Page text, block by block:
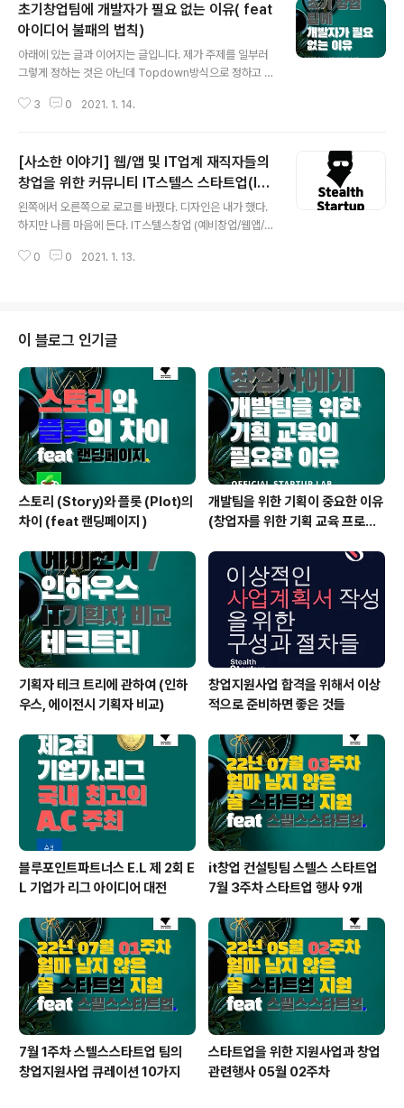
초기창업팀에 개발자가 필요 없는 이유( feat
아이디어 불패의 법칙)
아래에 있는 글과 이어지는 글입니다. 제가 주제를 일부러
그렇게 정하는 것은 아닌데 Topdown방식으로 정하고 있
에 쓰는 내용은 예비창업자 및 초기창업팀에게 개발자가
(창업자를 위한 기획 교육 프로그램) 1. 이상적인 프로세스
이 작동하기 위한 조건 2. 스타트업에서 개발자 구인이 어
려웠던 이유 3. 스타트업에 대한 개발팀의 인식 한 가지 착
각하지 않았으면 좋겠는데....초기창업팀에게 개발과 개 g
oodantak.tistory.com 정부지원사업, 인큐베이터, 엑셀
러레이터 등의 창업교육이나 스타트업 멘토링에서 린스타
3 0 2021. 1. 14.
[사소한 이야기] 웹/앱 및 IT업계 재직자들의
창업을 위한 커뮤니티 IT스텔스 스타트업(IT
Stealth Startup) 단톡방 200명 달성
왼쪽에서 오른쪽으로 로고를 바꿨다. 디자인은 내가 했다.
하지만 나름 마음에 든다. IT스텔스창업 (예비창업/웹앱/재
스타트업#웹#앱#ux#기획자#개발자#디자이너#팀원#
비창업팀, 초기창업팀, 스타트업 구인구직 및 팀빌딩 정보
공유 시장검증 스터디 아래 페이스북 그룹의 키워드는 웹/
앱(web/app) 재직자 예비창업자 구직 IT스타트업 구직
및 팀빌딩 저희 커뮤니티는 1) 기창업자 보다는 예비창업자
를 2) 풀타임 창업자 보다는 파트타임 창업자를 3) 타직군
보다는 IT재직자분들을 ..
0 0 2021. 1. 13.
이 블로그 인기글
스토리 (Story)와 플롯 (Plot)의
차이 (feat 랜딩페이지 )
개발팀을 위한 기획이 중요한 이유
(창업자를 위한 기획 교육 프로그
기획자 테크 트리에 관하여 (인하
우스, 에이전시 기획자 비교)
창업지원사업 합격을 위해서 이상
적으로 준비하면 좋은 것들
블루포인트파트너스 E.L 제 2회 E
L 기업가 리그 아이디어 대전
it창업 컨설팅팀 스텔스 스타트업
7월 3주차 스타트업 행사 9개
7월 1주차 스텔스스타트업 팀의
창업지원사업 큐레이션 10가지
스타트업을 위한 지원사업과 창업
관련행사 05월 02주차